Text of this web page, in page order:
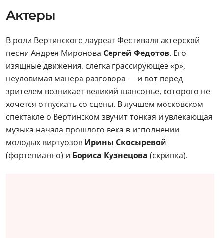
Актеры
В роли Вертинского лауреат Фестиваля актерской
песни Андрея Миронова Сергей Федотов. Его
изящные движения, слегка грассирующее «р»,
неуловимая манера разговора — и вот перед
зрителем возникает великий шансонье, которого не
хочется отпускать со сцены. В лучшем московском
спектакле о Вертинском звучит тонкая и увлекающая
музыка начала прошлого века в исполнении
молодых виртуозов Ирины Скосыревой
(фортепианно) и Бориса Кузнецова (скрипка).